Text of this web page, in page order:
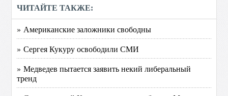
ЧИТАЙТЕ ТАКЖЕ:
» Американские заложники свободны
» Сергея Кукуру освободили СМИ
» Медведев пытается заявить некий либеральный
тренд